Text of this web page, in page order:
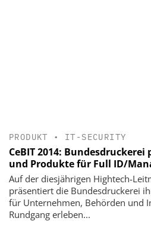
PRODUKT • IT-SECURITY
CeBIT 2014:
und Produkte für Full ID/
Auf der diesjährigen Hightech-
präsentiert die Bundesdruckerei
für Unternehmen, Behörden und
Rundgang erleben...